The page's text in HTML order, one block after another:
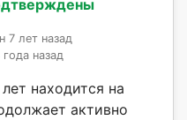
7 лет назад
назад
находится на
активно